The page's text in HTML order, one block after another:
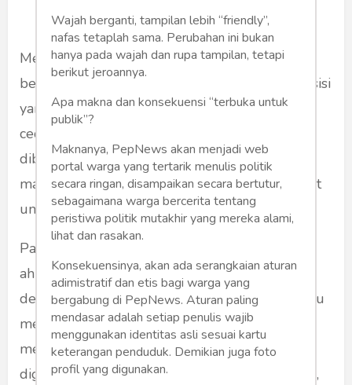
Mengalami nyeri bahu setelah mengangkat
beban Barang tersebut mungkin berada di posisi
yang salah dan Anda mungkin mengalami
cedera di bagian dalam bahu Anda. Jika
dibiarkan, kebiasaan ini bisa menyebabkan
masalah serius yang akan membuat tubuh sulit
untuk berdiri tegak.
Pada saat yang sama, banyak pasien beralih ke
ahli ortopedi dengan keluhan nyeri di bahu
dengan tingkat keparahan yang bervariasi. Bahu
merupakan bagian tubuh yang rentan
mengalami nyeri atau pegal karena sering
digunakan untuk bergerak. Tulang lengan atas,
Wajah berganti, tampilan lebih “friendly”,
nafas tetaplah sama. Perubahan ini bukan
hanya pada wajah dan rupa tampilan, tetapi
berikut jeroannya.
Apa makna dan konsekuensi “terbuka untuk
publik”?
Maknanya, PepNews akan menjadi web
portal warga yang tertarik menulis politik
secara ringan, disampaikan secara bertutur,
sebagaimana warga bercerita tentang
peristiwa politik mutakhir yang mereka alami,
lihat dan rasakan.
Konsekuensinya, akan ada serangkaian aturan
adimistratif dan etis bagi warga yang
bergabung di PepNews. Aturan paling
mendasar adalah setiap penulis wajib
menggunakan identitas asli sesuai kartu
keterangan penduduk. Demikian juga foto
profil yang digunakan.